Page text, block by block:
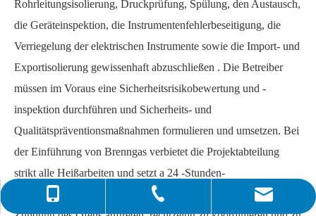
Rohrleitungsisolierung, Druckprüfung, Spülung, den Austausch,
die Geräteinspektion, die Instrumentenfehlerbeseitigung, die
Verriegelung der elektrischen Instrumente sowie die Import- und
Exportisolierung gewissenhaft abzuschließen . Die Betreiber
müssen im Voraus eine Sicherheitsrisikobewertung und -
inspektion durchführen und Sicherheits- und
Qualitätspräventionsmaßnahmen formulieren und umsetzen. Bei
der Einführung von Brenngas verbietet die Projektabteilung
strikt alle Heißarbeiten und setzt a 24 -Stunden-
Bereitschaftssystem, um alle Probleme, die während der
0086-532-85708217
0086-4008266163-82717
info@hiseachem.com